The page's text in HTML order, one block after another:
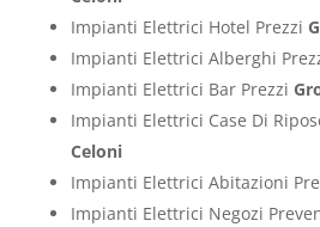
Impianti Elettrici Hotel Prezzi
Impianti Elettrici Alberghi
Impianti Elettrici Bar Prezzi
Impianti Elettrici Case Di
Celoni
Impianti Elettrici Abitazioni
Impianti Elettrici Negozi